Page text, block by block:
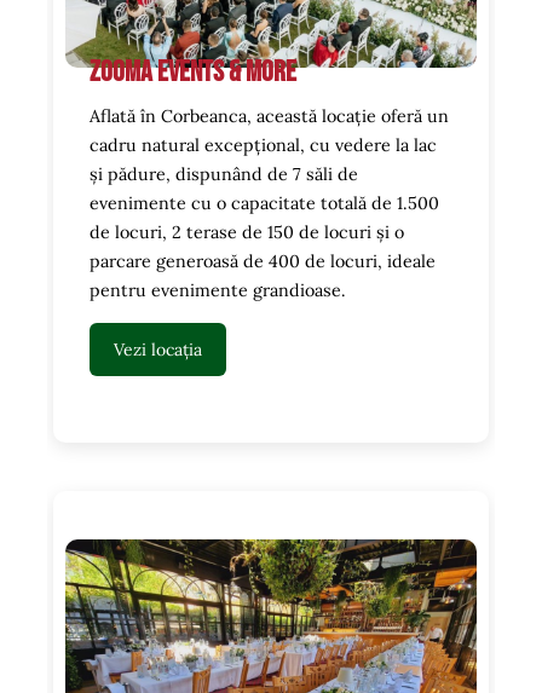
Zooma Events & more
Aflată în Corbeanca, această locație oferă un
cadru natural excepțional, cu vedere la lac
și pădure, dispunând de 7 săli de
evenimente cu o capacitate totală de 1.500
de locuri, 2 terase de 150 de locuri și o
parcare generoasă de 400 de locuri, ideale
pentru evenimente grandioase.
Vezi locația